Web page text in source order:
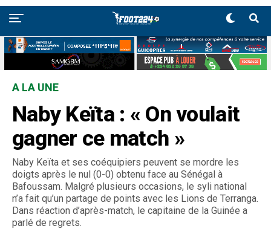
A LA UNE
Naby Keïta : « On voulait
gagner ce match »
Naby Keïta et ses coéquipiers peuvent se mordre les
doigts après le nul (0-0) obtenu face au Sénégal à
Bafoussam. Malgré plusieurs occasions, le syli national
n’a fait qu’un partage de points avec les Lions de Terranga.
Dans réaction d’après-match, le capitaine de la Guinée a
parlé de regrets.